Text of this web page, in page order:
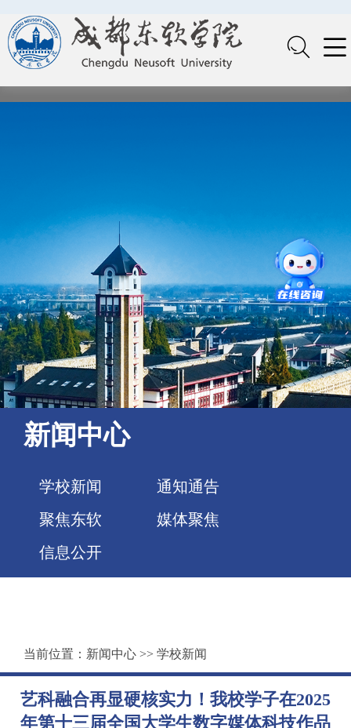
新闻中心
学校新闻
通知通告
聚焦东软
媒体聚焦
信息公开
当前位置： 新闻中心 >> 学校新闻
艺科融合再显硬核实力！我校学子在2025
年第十三届全国大学生数字媒体科技作品